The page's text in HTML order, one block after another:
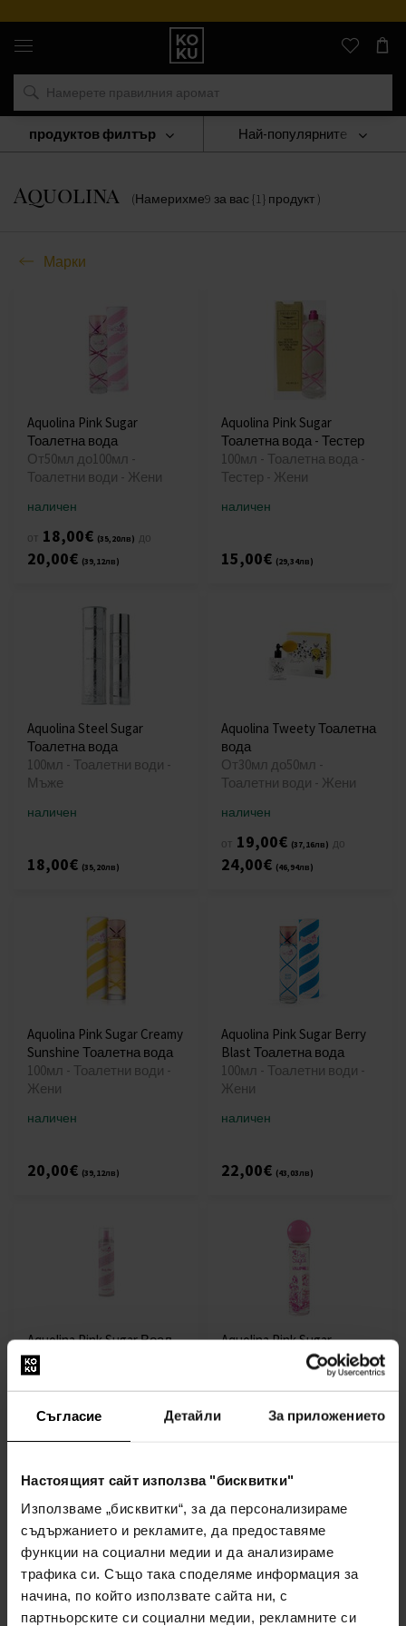
Съгласие Детайли За приложението
Настоящият сайт използва "бисквитки"
Използваме „бисквитки“, за да персонализираме
съдържанието и рекламите, да предоставяме
функции на социални медии и да анализираме
трафика си. Също така споделяме информация за
начина, по който използвате сайта ни, с
партньорските си социални медии, рекламните си
Оригинални
парфюми
часовници
на
място
Марки
Aquolina
Aquolina (Намерихме9 за вас{1} продукт )
Най-популярните
Марки
продуктов филтър
Aquolina Pink Sugar
Тоалетна вода
От50мл до100мл -
Тоалетни води - Жени
наличен
от 18,00€ (35,20лв) до
20,00€ (39,12лв)
Aquolina Pink Sugar
Тоалетна вода - Тестер
100мл - Тоалетна вода -
Тестер - Жени
наличен
15,00€ (29,34лв)
Aquolina Steel Sugar
Тоалетна вода
100мл - Тоалетни води -
Мъже
наличен
18,00€ (35,20лв)
Aquolina Tweety Тоалетна
вода
От30мл до50мл -
Тоалетни води - Жени
наличен
от 19,00€ (37,16лв) до
24,00€ (46,94лв)
Aquolina Pink Sugar Creamy
Sunshine Тоалетна вода
100мл - Тоалетни води -
Жени
наличен
20,00€ (39,12лв)
Aquolina Pink Sugar Berry
Blast Тоалетна вода
100мл - Тоалетни води -
Жени
наличен
22,00€ (43,03лв)
Aquolina Pink Sugar Воал
за тяло
236мл - Спрей за тяло -
Жени
наличен
18,00€(35,20лв)
Aquolina Pink Sugar
Lollipink Тоалетна вода
От50мл до100мл -
Тоалетни води - Жени
наличен
21,00€(41,07лв)